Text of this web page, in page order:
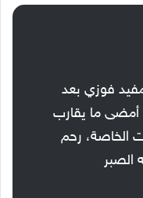
مفيد فوزي بعد
أمضى ما يقارب
الخاصة، رحم
الصبر